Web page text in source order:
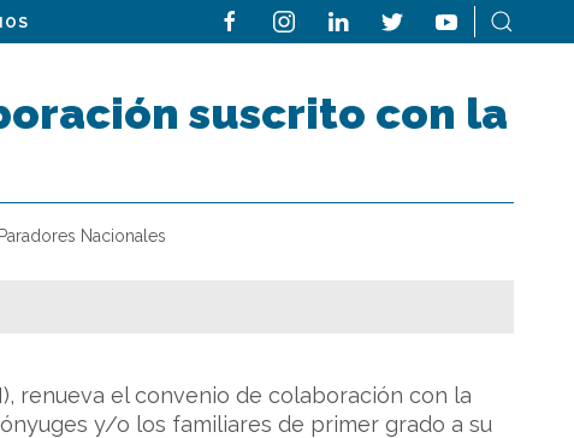
suscrito con la
Nacionales
renueva el convenio de colaboración con la
y/o los familiares de primer grado a su